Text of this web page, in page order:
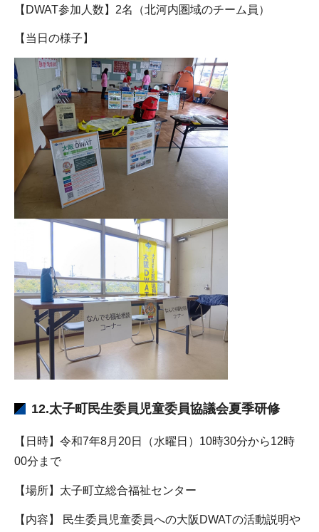
【DWAT参加人数】2名（北河内圏域のチーム員）
【当日の様子】
12.太子町民生委員児童委員協議会夏季研修
【日時】令和7年8月20日（水曜日）10時30分から12時
00分まで
【場所】太子町立総合福祉センター
【内容】 民生委員児童委員への大阪DWATの活動説明や